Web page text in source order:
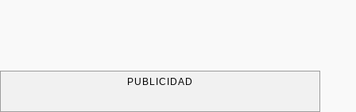
PUBLICIDAD